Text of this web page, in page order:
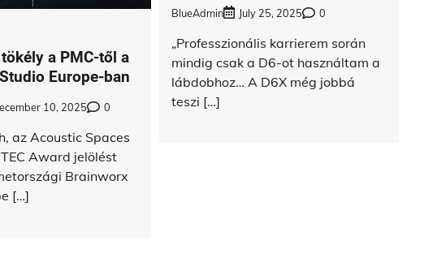
a PMC-től a
Europe-ban
10, 2025 0
az Acoustic Spaces
Award jelölést
Brainworx
[…]
BlueAdmin July 25, 2025 0
„Professzionális karrierem során
mindig csak a D6-ot használtam a
lábdobhoz… A D6X még jobbá
teszi […]